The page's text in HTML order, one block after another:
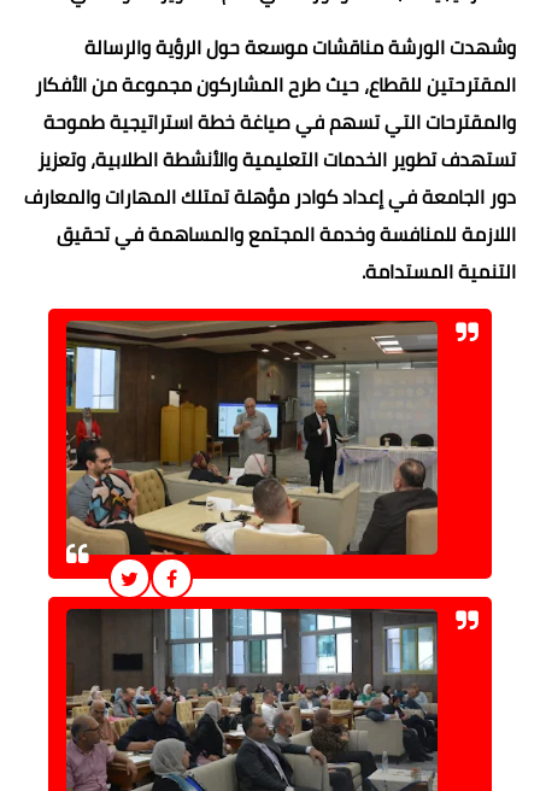
وشهدت الورشة مناقشات موسعة حول الرؤية والرسالة
المقترحتين للقطاع، حيث طرح المشاركون مجموعة من الأفكار
والمقترحات التي تسهم في صياغة خطة استراتيجية طموحة
تستهدف تطوير الخدمات التعليمية والأنشطة الطلابية، وتعزيز
دور الجامعة في إعداد كوادر مؤهلة تمتلك المهارات والمعارف
اللازمة للمنافسة وخدمة المجتمع والمساهمة في تحقيق
التنمية المستدامة.